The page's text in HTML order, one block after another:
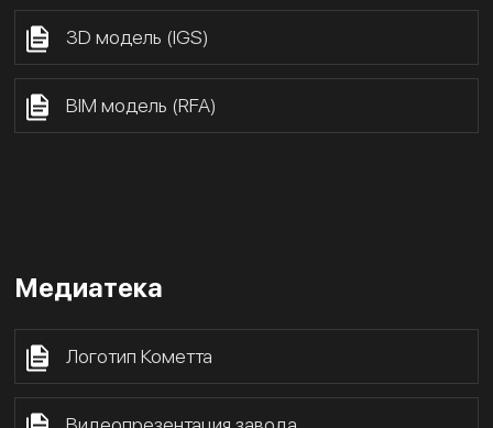
3D модель (IGS)
BIM модель (RFA)
Медиатека
Логотип Кометта